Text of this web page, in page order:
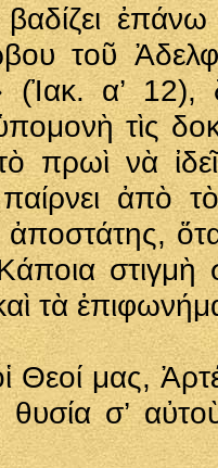
τοῦ
(Ἰακ. α’
τὶς
πρωὶ νὰ
ἀπὸ
στιγμὴ
τὰ
Θεοί μας,
θυσία σ’